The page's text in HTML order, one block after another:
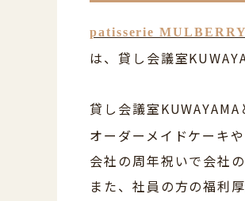
patisserie
は、貸し会議室
貸し会議室
オーダーメイドケーキ
会社の周年祝いで会社
また、社員の方の福利